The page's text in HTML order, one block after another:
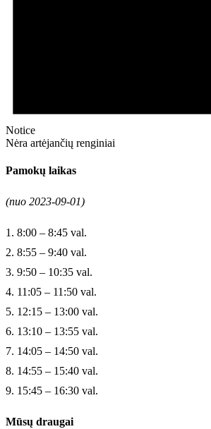
Notice
Nėra artėjančių renginiai
Pamokų laikas
(nuo 2023-09-01)
1. 8:00 – 8:45 val.
2. 8:55 – 9:40 val.
3. 9:50 – 10:35 val.
4. 11:05 – 11:50 val.
5. 12:15 – 13:00 val.
6. 13:10 – 13:55 val.
7. 14:05 – 14:50 val.
8. 14:55 – 15:40 val.
9. 15:45 – 16:30 val.
Mūsų draugai